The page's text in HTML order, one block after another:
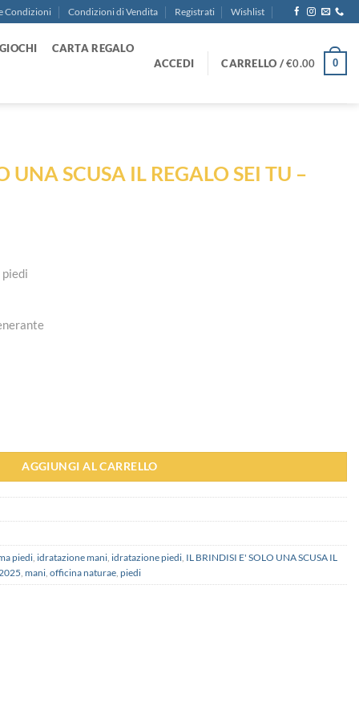
Condizioni Condizioni di Vendita Registrati Wishlist
GIOCHI
CARTA REGALO
ACCEDI
CARRELLO /€0.00 0
UNA SCUSA IL REGALO SEI TU –
piedi
AGGIUNGI AL CARRELLO
piedi idratazione mani idratazione piedi IL BRINDISI E' SOLO UNA SCUSA IL
mani officina naturae piedi